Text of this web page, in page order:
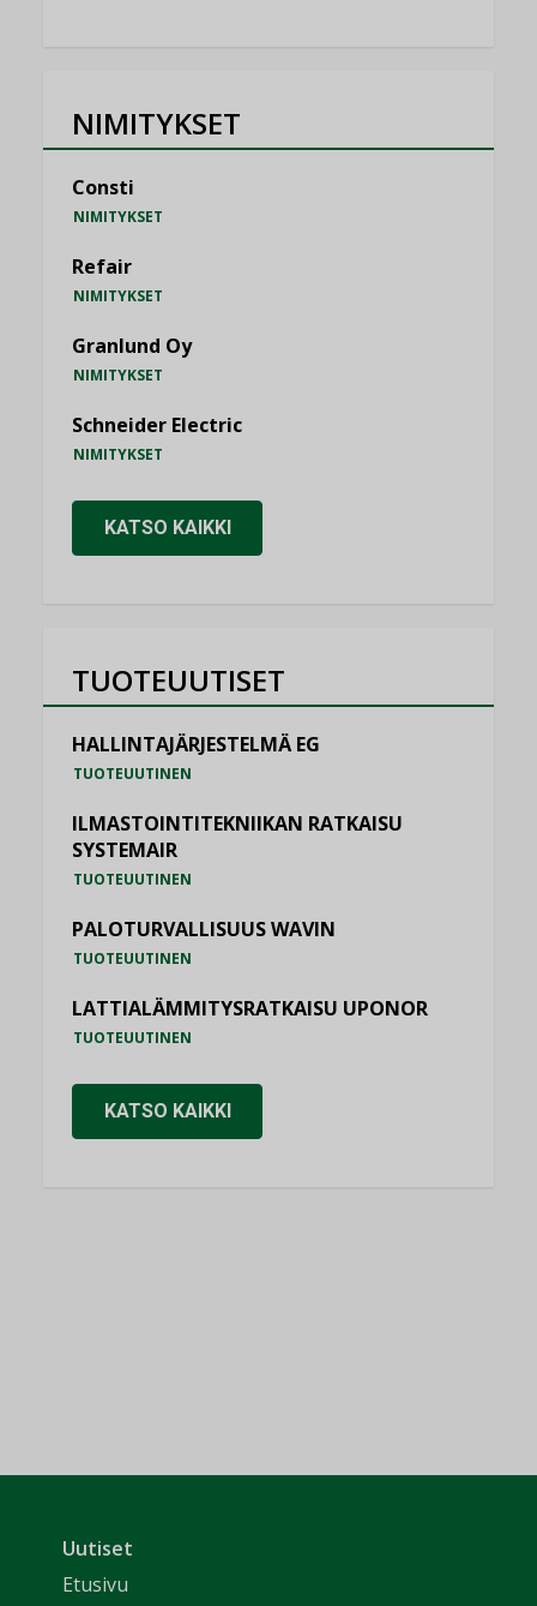
NIMITYKSET
Consti
NIMITYKSET
Refair
NIMITYKSET
Granlund Oy
NIMITYKSET
Schneider Electric
NIMITYKSET
KATSO KAIKKI
TUOTEUUTISET
HALLINTAJÄRJESTELMÄ EG
TUOTEUUTINEN
ILMASTOINTITEKNIIKAN RATKAISU
SYSTEMAIR
TUOTEUUTINEN
PALOTURVALLISUUS WAVIN
TUOTEUUTINEN
LATTIALÄMMITYSRATKAISU UPONOR
TUOTEUUTINEN
KATSO KAIKKI
Uutiset
Etusivu